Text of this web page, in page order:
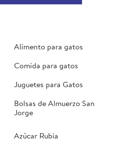
Alimento para gatos
Comida para gatos
Juguetes para Gatos
Bolsas de Almuerzo San
Jorge
Azúcar Rubia